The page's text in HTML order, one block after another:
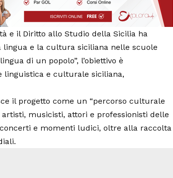
e il Diritto allo Studio della Sicilia ha
e la cultura siciliana nelle scuole
di un popolo”, l’obiettivo è
linguistica e culturale siciliana,
il progetto come un “percorso culturale
musicisti, attori e professionisti delle
e momenti ludici, oltre alla raccolta